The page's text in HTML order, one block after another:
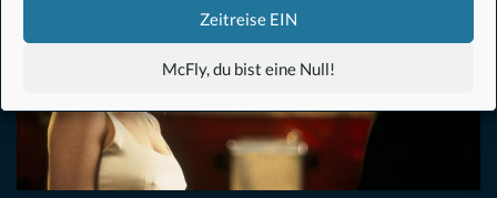
Zeitreise EIN
McFly, du bist eine Null!